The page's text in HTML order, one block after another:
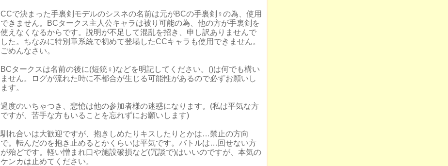
CCで決まった手裏剣モデルのシスネの名前は元がBCの手裏剣♀の為、使用
できません。BCタークス主人公キャラは被り可能の為、他の方が手裏剣を
使えなくなるからです。説明が不足して混乱を招き、申し訳ありませんで
した。ちなみに特別章系統で初めて登場したCCキャラも使用できません。
ごめんなさい。
BCタークスは名前の後に(短銃♀)などを明記してください。()は何でも構い
ません。ログが流れた時に不都合が生じる可能性があるので必ずお願いし
ます。
過度のいちゃつき、悲愴は他の参加者様の迷惑になります。(私は平気な方
ですが、苦手な方もいることを忘れずにお願いします)
馴れ合いは大歓迎ですが、抱きしめたりキスしたりとかは…禁止の方向
で。転んだのを抱き止めるとかくらいは平気です。バトルは…回せない方
が殆どです。軽い憎まれ口や施設破損など(冗談で)はいいのですが、本気の
ケンカは止めてください。